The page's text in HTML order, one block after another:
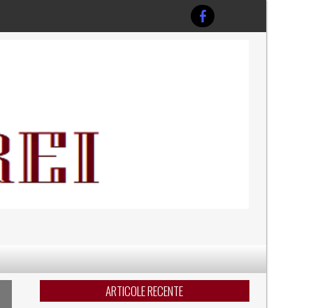
ARTICOLE RECENTE